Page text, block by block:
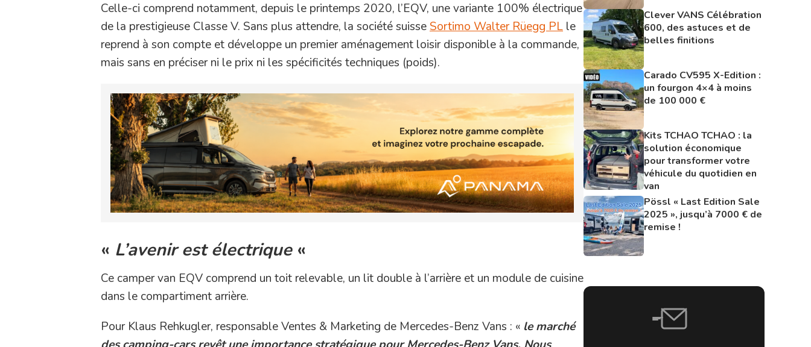
Celle-ci comprend notamment, depuis le printemps 2020, l’EQV, une variante 100% électrique
de la prestigieuse Classe V. Sans plus attendre, la société suisseSortimo Walter Rüegg PL le
reprend à son compte et développe un premier aménagement loisir disponible à la commande,
mais sans en préciser ni le prix ni les spécificités techniques (poids).
« L’avenir est électrique«
Ce camper van EQV comprend un toit relevable, un lit double à l’arrière et un module de cuisine
dans le compartiment arrière.
Pour Klaus Rehkugler, responsable Ventes & Marketing de Mercedes-Benz Vans : « le marché
Clever VANS Célébration
600, des astuces et de
belles finitions
Carado CV595 X-Edition :
un fourgon 4×4 à moins
de 100 000 €
Kits TCHAO TCHAO : la
solution économique
pour transformer votre
véhicule du quotidien en
van
Pössl « Last Edition Sale
2025 », jusqu’à 7000 € de
remise !